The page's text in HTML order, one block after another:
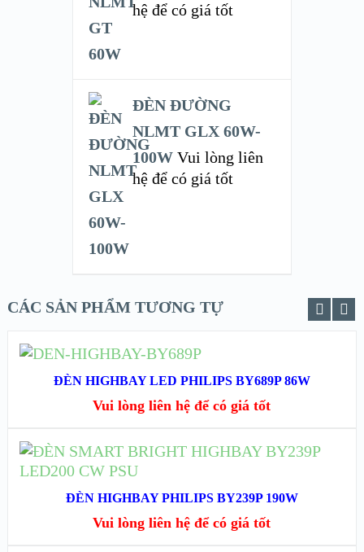
hệ để có giá tốt
ĐÈN ĐƯỜNG
NLMT GLX 60W-
100W Vui lòng liên
hệ để có giá tốt
CÁC SẢN PHẨM TƯƠNG TỰ
XEM NHANH
XEM CHI TIẾT
ĐỌC TIẾP
ĐÈN HIGHBAY LED PHILIPS BY689P 86W
Vui lòng liên hệ để có giá tốt
XEM NHANH
ĐỌC TIẾP
ĐÈN HIGHBAY PHILIPS BY239P 190W
Vui lòng liên hệ để có giá tốt